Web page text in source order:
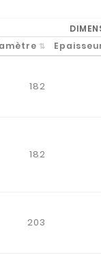
182
182
203